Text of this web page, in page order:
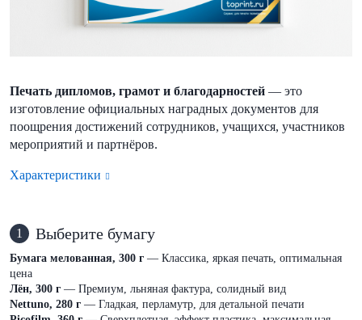
Печать дипломов, грамот и благодарностей — это
изготовление официальных наградных документов для
поощрения достижений сотрудников, учащихся, участников
мероприятий и партнёров.
Характеристики
1 Выберите бумагу
Бумага мелованная, 300 г — Классика, яркая печать, оптимальная
цена
Лён, 300 г — Премиум, льняная фактура, солидный вид
Nettuno, 280 г — Гладкая, перламутр, для детальной печати